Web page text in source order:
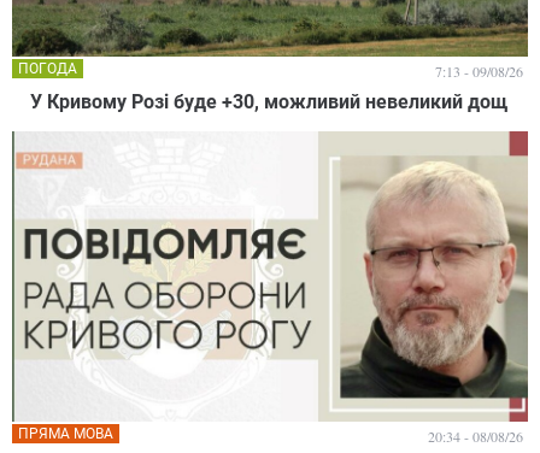
У Кривому Розі буде +30, можливий невеликий дощ
ПОГОДА 7:13 - 09/08/26
ПРЯМА МОВА 20:34 - 08/08/26